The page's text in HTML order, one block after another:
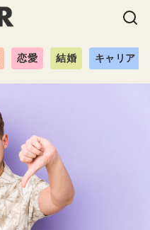
恋愛 結婚 キャリア